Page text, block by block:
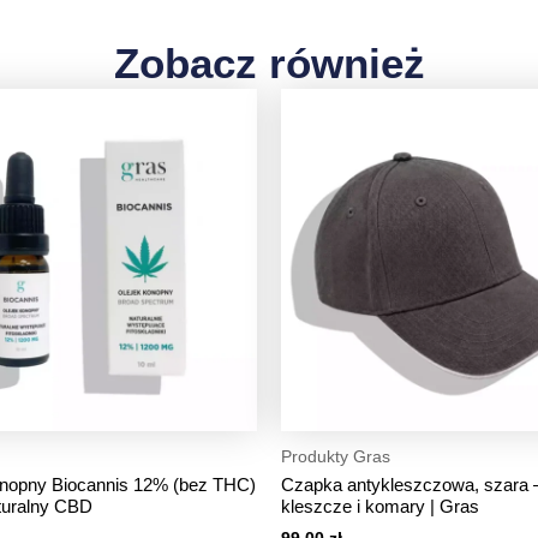
Zobacz również
Biocannis 12% (bez THC)
CBD
Produkty Gras
Czapka antykleszczowa, szara
kleszcze i komary | Gras